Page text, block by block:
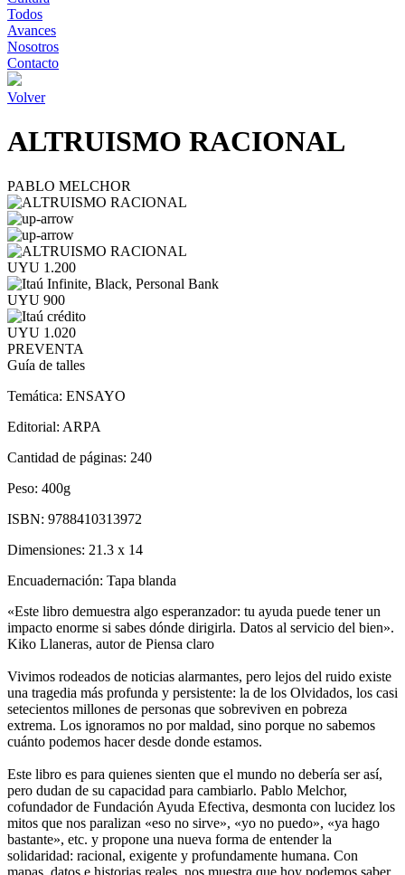
Todos
Avances
Nosotros
Contacto
Volver
ALTRUISMO RACIONAL
PABLO MELCHOR
UYU 1.200
UYU 900
UYU 1.020
PREVENTA
Guía de talles
Temática: ENSAYO
Editorial: ARPA
Cantidad de páginas: 240
Peso: 400g
ISBN: 9788410313972
Dimensiones: 21.3 x 14
Encuadernación: Tapa blanda
«Este libro demuestra algo esperanzador: tu ayuda puede tener un
impacto enorme si sabes dónde dirigirla. Datos al servicio del bien».
Kiko Llaneras, autor de Piensa claro
Vivimos rodeados de noticias alarmantes, pero lejos del ruido existe
una tragedia más profunda y persistente: la de los Olvidados, los casi
setecientos millones de personas que sobreviven en pobreza
extrema. Los ignoramos no por maldad, sino porque no sabemos
cuánto podemos hacer desde donde estamos.
Este libro es para quienes sienten que el mundo no debería ser así,
pero dudan de su capacidad para cambiarlo. Pablo Melchor,
cofundador de Fundación Ayuda Efectiva, desmonta con lucidez los
mitos que nos paralizan «eso no sirve», «yo no puedo», «ya hago
bastante», etc. y propone una nueva forma de entender la
solidaridad: racional, exigente y profundamente humana. Con
mapas, datos e historias reales, nos muestra que hoy podemos saber